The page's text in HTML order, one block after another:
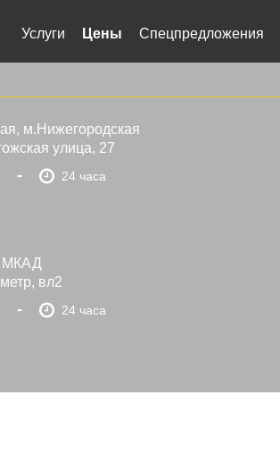
Услуги Цены Спецпредложения
м.Нижегородская
улица, 27
24 часа
МКАД
вл2
24 часа